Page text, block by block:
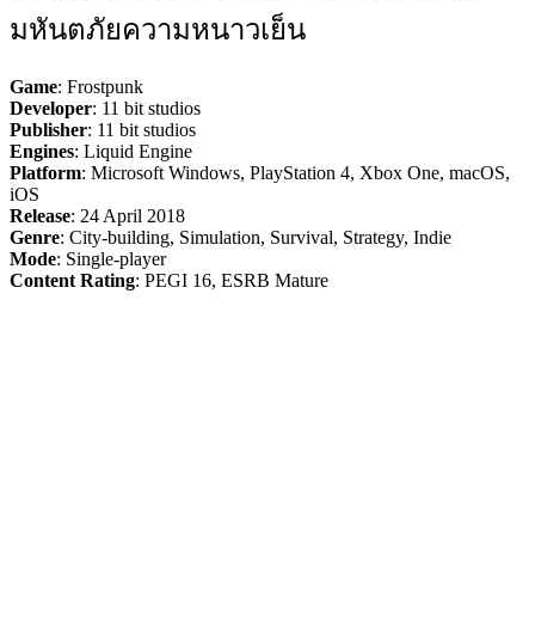
มหันตภัยความหนาวเย็น
Game: Frostpunk
Developer: 11 bit studios
Publisher: 11 bit studios
Engines: Liquid Engine
Platform: Microsoft Windows, PlayStation 4, Xbox One, macOS,
iOS
Release: 24 April 2018
Genre: City-building, Simulation, Survival, Strategy, Indie
Mode: Single-player
Content Rating: PEGI 16, ESRB Mature